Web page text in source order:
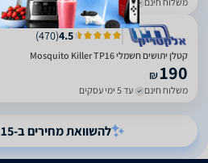
4.5
(
470
)
‏קטלן יתושים חשמלי Mosquito Killer TP16
₪190
משלוח חינם עד 5 ימי עסקים
להשוואת מחירים ב-15 חנויות נוספות